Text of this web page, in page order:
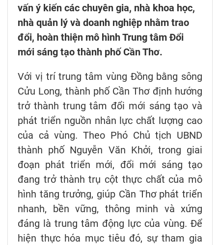
vấn ý kiến các chuyên gia, nhà khoa học,
nhà quản lý và doanh nghiệp nhằm trao
đổi, hoàn thiện mô hình Trung tâm Đổi
mới sáng tạo thành phố Cần Thơ.
Với vị trí trung tâm vùng Đồng bằng sông
Cửu Long, thành phố Cần Thơ định hướng
trở thành trung tâm đổi mới sáng tạo và
phát triển nguồn nhân lực chất lượng cao
của cả vùng. Theo Phó Chủ tịch UBND
thành phố Nguyễn Văn Khởi, trong giai
đoạn phát triển mới, đổi mới sáng tạo
đang trở thành trụ cột thực chất của mô
hình tăng trưởng, giúp Cần Thơ phát triển
nhanh, bền vững, thông minh và xứng
đáng là trung tâm động lực của vùng. Để
hiện thực hóa mục tiêu đó, sự tham gia